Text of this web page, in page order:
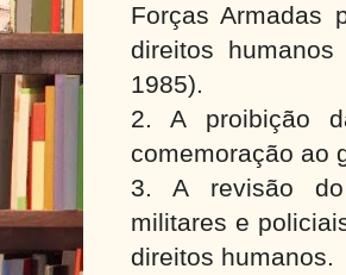
Forças Armadas
direitos
1985).
2. A proibição
comemoração ao
3. A revisão do
militares e
direitos humanos.